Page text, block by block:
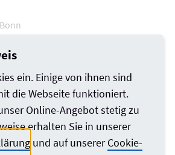
BDA
BDA
AKNW M.A.
ein. Einige von ihnen sind
die Webseite funktioniert.
Online-Angebot stetig zu
erhalten Sie in unserer
und auf unsererCookie-